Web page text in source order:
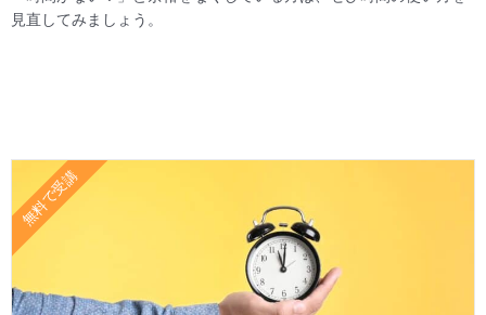
見直してみましょう。
無料で受講